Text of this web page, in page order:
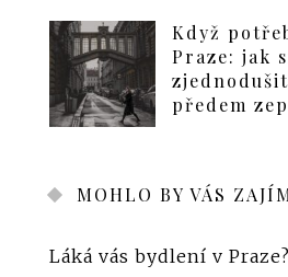
Když
Praze: jak
předem
MOHLO BY VÁS
Láká vás bydlení v